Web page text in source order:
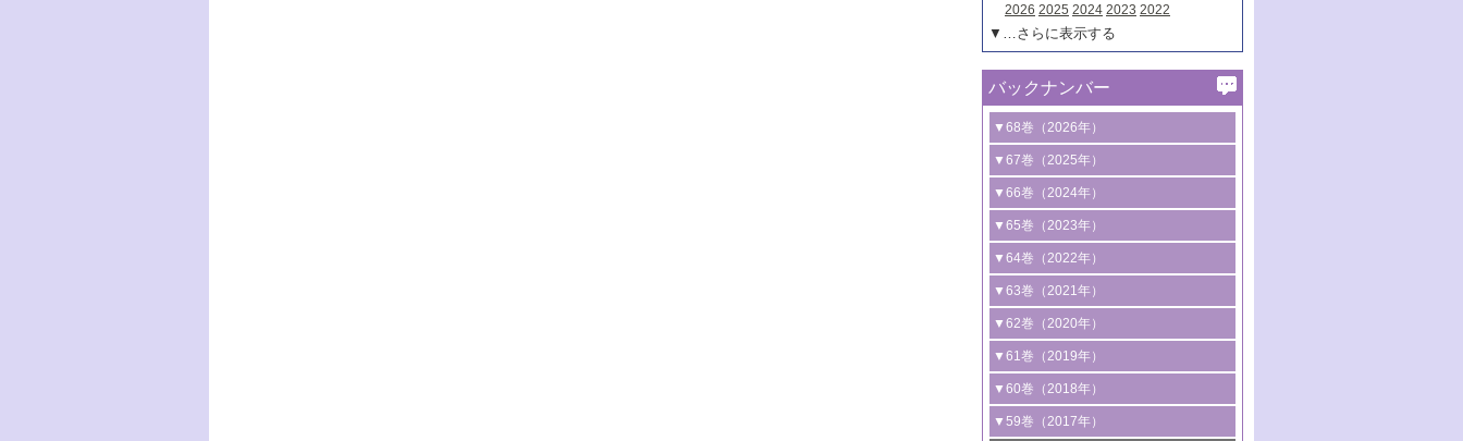
2026 2025 2024 2023 2022
▼…さらに表示する
バックナンバー
▼68巻（2026年）
1号 過酸化水素合成に関する研究動向
2号 コンピューター技術により加速する
触媒開発
3号 有機分子変換やCO 資源化のための
光触媒に関する最近の研究
B号 第137回触媒討論会（2026年）
▼67巻（2025年）
1号 CO
水素化によるグリーン燃料/グリ
ーンケミカル製造
2号 水素製造のための水分解技術に関す
る最近の研究
3号 オレフィン系樹脂の精密合成に関す
る最新技術
4号 アルコール類の効率的変換を実現す
る非貴金属触媒の研究動向
5号 ゼオライトの合成と応用における研
▼66巻（2024年）
1号 低次元ナノ構造を有する触媒材料
2号 規制反応場を活用した固体触媒研究
の新展開
3号 未踏分子変換を目指した酸化触媒プ
ロセスの最前線
4号 シンクロトロン放射光および中性子
線を利用した触媒解析技術の最先端
5号 単原子触媒
▼65巻（2023年）
1号 炭素が関わる触媒機能
2号 プラスチックケミカルリサイクルの
ための触媒技術
3号 非酸化物系金属化合物を基盤とした
触媒材料の開発
4号 格子酸素・格子酸素欠陥を利用した
触媒反応
▼64巻（2022年）
1号 合成ガス製造とCOを用いるケミカル
ズ合成の最新動向
2号 化学品合成のための合金触媒開発
3号 CO の排出削減および有効活用のた
めの触媒技術
4号 若手による情報発信企画～とびたて
▼63巻（2021年）
1号 金触媒の新展開
2号 ペロブスカイト
3号 特殊反応場を利用した触媒的分子変
換反応
4号 多孔質材料を用いた触媒の新展開
▼62巻（2020年）
1号 触媒設計を拓く欠陥構造のキャラク
タリゼーション
2号 機能化学品製造に資するクリーンな
触媒的酸化反応
▼61巻（2019年）
1号 物質移動制御に着目した触媒プロセ
ス開発
▼60巻（2018年）
1号 固体酸触媒の最新の研究動向
▼59巻（2017年）